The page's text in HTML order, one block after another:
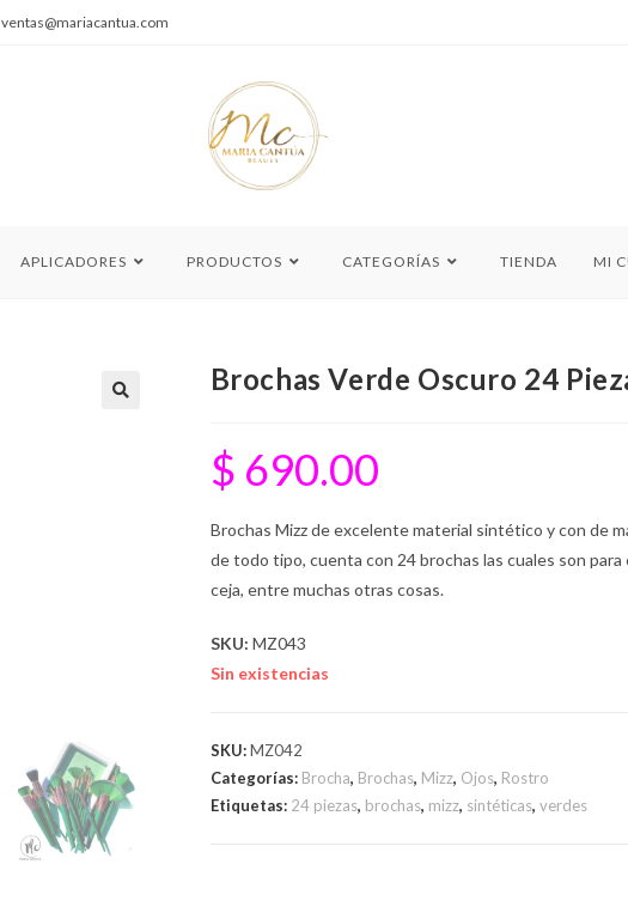
ventas@mariacantua.com
APLICADORES PRODUCTOS CATEGORÍAS TIENDA MI
Brochas Verde Oscuro 24
$ 690.00
Brochas Mizz de excelente material sintético y con de
de todo tipo, cuenta con 24 brochas las cuales son
ceja, entre muchas otras cosas.
SKU: MZ043
Sin existencias
SKU:MZ042
Categorías: Brocha, Brochas, Mizz, Ojos, Rostro
Etiquetas: 24 piezas, brochas, mizz, sintéticas, verdes